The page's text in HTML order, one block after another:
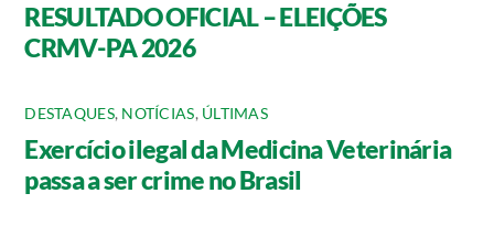
RESULTADO OFICIAL – ELEIÇÕES
CRMV-PA 2026
DESTAQUES, NOTÍCIAS, ÚLTIMAS
Exercício ilegal da Medicina Veterinária
passa a ser crime no Brasil